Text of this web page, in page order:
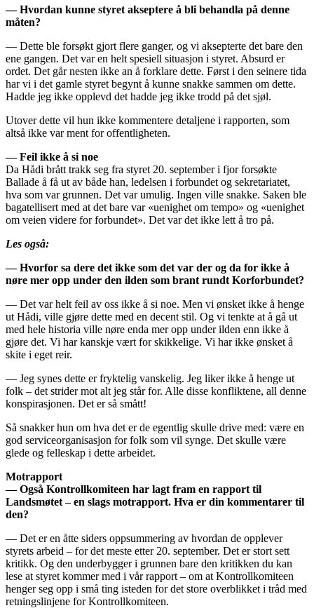
— Hvordan kunne styret akseptere å bli behandla på denne
måten?
— Dette ble forsøkt gjort flere ganger, og vi aksepterte det bare den
ene gangen. Det var en helt spesiell situasjon i styret. Absurd er
ordet. Det går nesten ikke an å forklare dette. Først i den seinere tida
har vi i det gamle styret begynt å kunne snakke sammen om dette.
Hadde jeg ikke opplevd det hadde jeg ikke trodd på det sjøl.
Utover dette vil hun ikke kommentere detaljene i rapporten, som
altså ikke var ment for offentligheten.
— Feil ikke å si noe
Da Hådi brått trakk seg fra styret 20. september i fjor forsøkte
Ballade å få ut av både han, ledelsen i forbundet og sekretariatet,
hva som var grunnen. Det var umulig. Ingen ville snakke. Saken ble
bagatellisert med at det bare var «uenighet om tempo» og «uenighet
om veien videre for forbundet». Det var det ikke lett å tro på.
Les også:
— Hvorfor sa dere det ikke som det var der og da for ikke å
nøre mer opp under den ilden som brant rundt Korforbundet?
— Det var helt feil av oss ikke å si noe. Men vi ønsket ikke å henge
ut Hådi, ville gjøre dette med en decent stil. Og vi tenkte at å gå ut
med hele historia ville nøre enda mer opp under ilden enn ikke å
gjøre det. Vi har kanskje vært for skikkelige. Vi har ikke ønsket å
skite i eget reir.
— Jeg synes dette er fryktelig vanskelig. Jeg liker ikke å henge ut
folk – det strider mot alt jeg står for. Alle disse konfliktene, all denne
konspirasjonen. Det er så smått!
Så snakker hun om hva det er de egentlig skulle drive med: være en
god serviceorganisasjon for folk som vil synge. Det skulle være
glede og felleskap i dette arbeidet.
Motrapport
— Også Kontrollkomiteen har lagt fram en rapport til
Landsmøtet – en slags motrapport. Hva er din kommentarer til
den?
— Det er en åtte siders oppsummering av hvordan de opplever
styrets arbeid – for det meste etter 20. september. Det er stort sett
kritikk. Og den underbygger i grunnen bare den kritikken du kan
lese at styret kommer med i vår rapport – om at Kontrollkomiteen
henger seg opp i små ting isteden for det store overblikket i tråd med
retningslinjene for Kontrollkomiteen.